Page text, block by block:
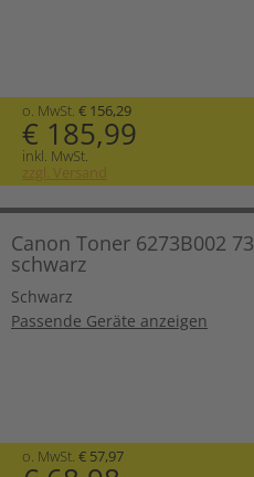
o. MwSt. € 156,29
€ 185,99
inkl. MwSt.
zzgl. Versand
Canon Toner 6273B002
schwarz
Schwarz
Passende Geräte anzeigen
o. MwSt. € 57,97